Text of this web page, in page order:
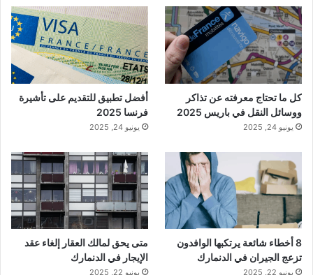
كل ما تحتاج معرفته عن تذاكر
ووسائل النقل في باريس 2025
يونيو 24, 2025
أفضل تطبيق للتقديم على تأشيرة
فرنسا 2025
يونيو 24, 2025
8 أخطاء شائعة يرتكبها الوافدون
تزعج الجيران في الدنمارك
يونيو 22, 2025
متى يحق لمالك العقار إلغاء عقد
الإيجار في الدنمارك
يونيو 22, 2025